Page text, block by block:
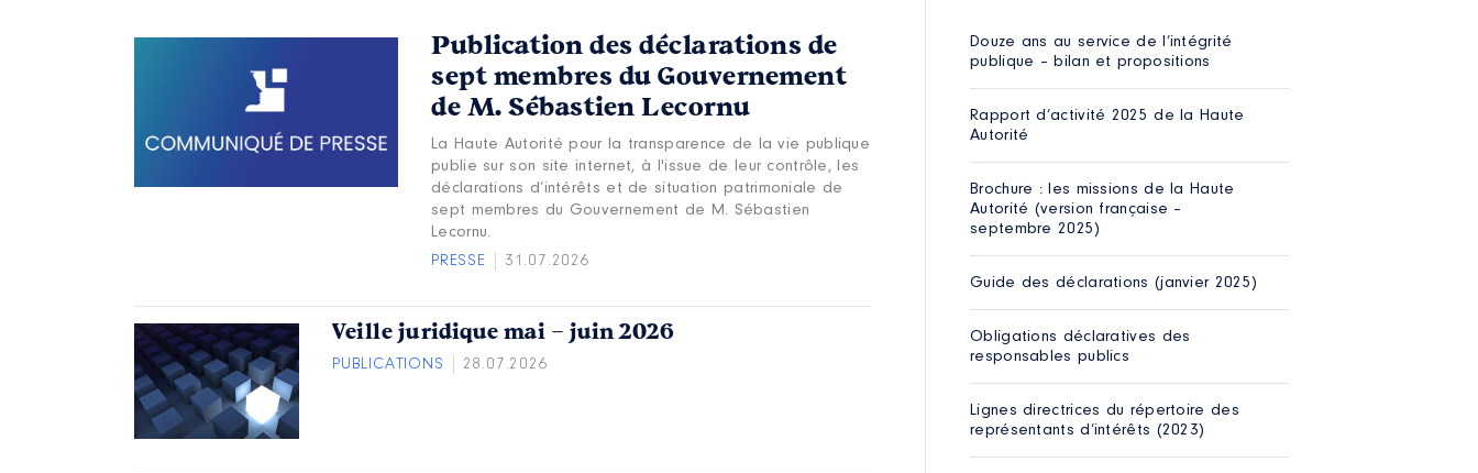
Publication des déclarations de
sept membres du Gouvernement
de M. Sébastien Lecornu
La Haute Autorité pour la transparence de la vie publique
publie sur son site internet, à l'issue de leur contrôle, les
déclarations d’intérêts et de situation patrimoniale de
sept membres du Gouvernement de M. Sébastien
Lecornu.
PRESSE
31.07.2026
Veille juridique mai – juin 2026
PUBLICATIONS 28.07.2026
Douze ans au service de l’intégrité
publique – bilan et propositions
Rapport d’activité 2025 de la Haute
Autorité
Brochure : les missions de la Haute
Autorité (version française –
septembre 2025)
Guide des déclarations (janvier 2025)
Obligations déclaratives des
responsables publics
Lignes directrices du répertoire des
représentants d’intérêts (2023)